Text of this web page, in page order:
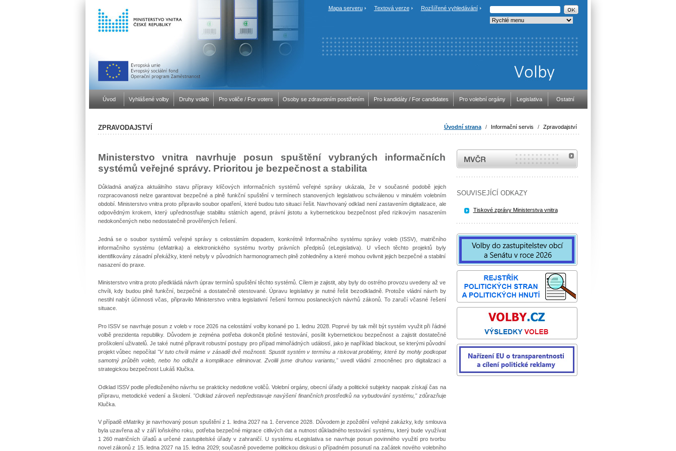
Mapa serveru Textová verze Rozšířené vyhledávání
Úvod Vyhlášené volby Druhy voleb Pro voliče / For voters Osoby se zdravotním postižením Pro kandidáty / For candidates Pro volební orgány Legislativa Ostatní
Úvodní strana / Informační servis / Zpravodajství
ZPRAVODAJSTVÍ
Ministerstvo vnitra navrhuje posun spuštění vybraných informačních
systémů veřejné správy. Prioritou je bezpečnost a stabilita
Důkladná analýza aktuálního stavu přípravy klíčových informačních systémů veřejné správy ukázala, že v současné podobě jejich
rozpracovanosti nelze garantovat bezpečné a plně funkční spuštění v termínech stanovených legislativou schválenou v minulém volebním
období. Ministerstvo vnitra proto připravilo soubor opatření, které budou tuto situaci řešit. Navrhovaný odklad není zastavením digitalizace, ale
odpovědným krokem, který upřednostňuje stabilitu státních agend, právní jistotu a kybernetickou bezpečnost před rizikovým nasazením
nedokončených nebo nedostatečně prověřených řešení.
Jedná se o soubor systémů veřejné správy s celostátním dopadem, konkrétně Informačního systému správy voleb (ISSV), matričního
informačního systému (eMatrika) a elektronického systému tvorby právních předpisů (eLegislativa). U všech těchto projektů byly
identifikovány zásadní překážky, které nebyly v původních harmonogramech plně zohledněny a které mohou ovlivnit jejich bezpečné a stabilní
nasazení do praxe.
Ministerstvo vnitra proto předkládá návrh úprav termínů spuštění těchto systémů. Cílem je zajistit, aby byly do ostrého provozu uvedeny až ve
chvíli, kdy budou plně funkční, bezpečné a dostatečně otestované. Úpravu legislativy je nutné řešit bezodkladně. Protože vládní návrh by
nestihl nabýt účinnosti včas, připravilo Ministerstvo vnitra legislativní řešení formou poslaneckých návrhů zákonů. To zaručí včasné řešení
situace.
Pro ISSV se navrhuje posun z voleb v roce 2026 na celostátní volby konané po 1. lednu 2028. Poprvé by tak měl být systém využit při řádné
volbě prezidenta republiky. Důvodem je zejména potřeba dokončit plošné testování, posílit kybernetickou bezpečnost a zajistit dostatečné
proškolení uživatelů. Je také nutné připravit robustní postupy pro případ mimořádných událostí, jako je například blackout, se kterými původní
projekt vůbec nepočítal "V tuto chvíli máme v zásadě dvě možnosti. Spustit systém v termínu a riskovat problémy, které by mohly podkopat
samotný průběh voleb, nebo ho odložit a komplikace eliminovat. Zvolili jsme druhou variantu,"uvedl vládní zmocněnec pro digitalizaci a
strategickou bezpečnost Lukáš Klučka.
Odklad ISSV podle předloženého návrhu se prakticky nedotkne voličů. Volební orgány, obecní úřady a politické subjekty naopak získají čas na
přípravu, metodické vedení a školení. "Odklad zároveň nepředstavuje navýšení finančních prostředků na vybudování systému,"zdůrazňuje
Klučka.
V případě eMatriky je navrhovaný posun spuštění z 1. ledna 2027 na 1. července 2028. Důvodem je zpoždění veřejné zakázky, kdy smlouva
byla uzavřena až v září loňského roku, potřeba bezpečné migrace citlivých dat a nutnost důkladného testování systému, který bude využívat
1 260 matričních úřadů a určené zastupitelské úřady v zahraničí. U systému eLegislativa se navrhuje posun povinného využití pro tvorbu
novel zákonů z 15. ledna 2027 na 15. ledna 2029; současně povedeme politickou diskusi o případném posunutí na začátek nového volebního
MVČR
SOUVISEJÍCÍ ODKAZY
Tiskové zprávy Ministerstva vnitra